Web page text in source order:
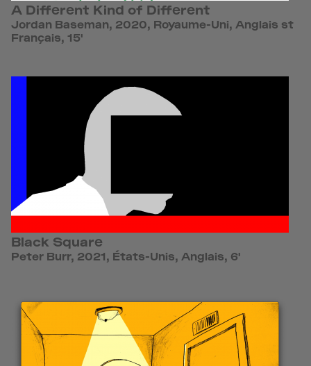
A Different Kind of Different
Jordan Baseman, 2020, Royaume-Uni, Anglais st
Français, 15'
Black Square
Peter Burr, 2021, États-Unis, Anglais, 6'